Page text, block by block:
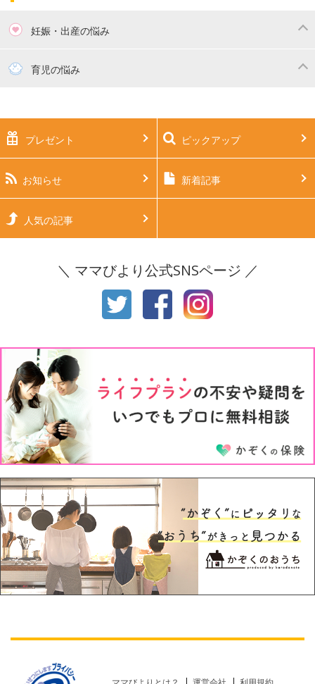
妊娠・出産の悩み
妊活 育児の悩み
生後2ヶ月 生後3ヶ月
生後4ヶ月 生後5ヶ月
生後6ヶ月
生後11ヶ月
3才
5才 6才
プレゼント ピックアップ
お知らせ 新着記事
人気の記事
＼ ママびより公式SNSページ ／